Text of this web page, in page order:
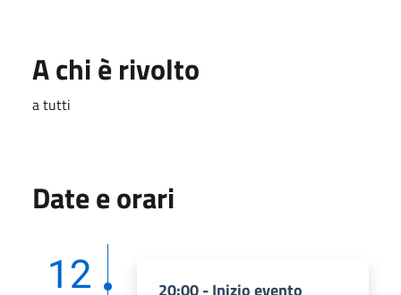
A chi è rivolto
a tutti
Date e orari
12 20:00 - Inizio evento